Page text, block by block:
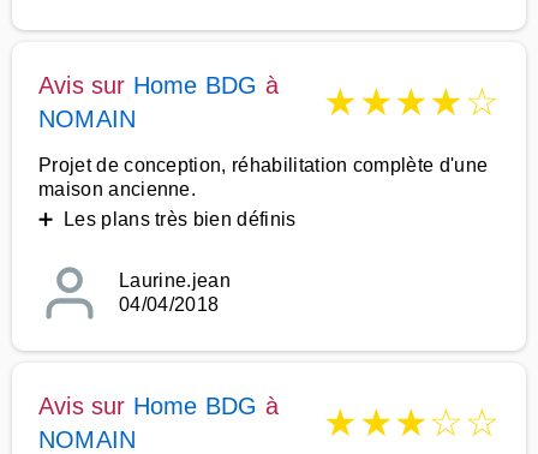
Avis sur Home BDG à
NOMAIN
★★★★☆
Projet de conception, réhabilitation complète d'une
maison ancienne.
➕ Les plans très bien définis
Laurine.jean
04/04/2018
Avis sur Home BDG à
NOMAIN
★★★☆☆